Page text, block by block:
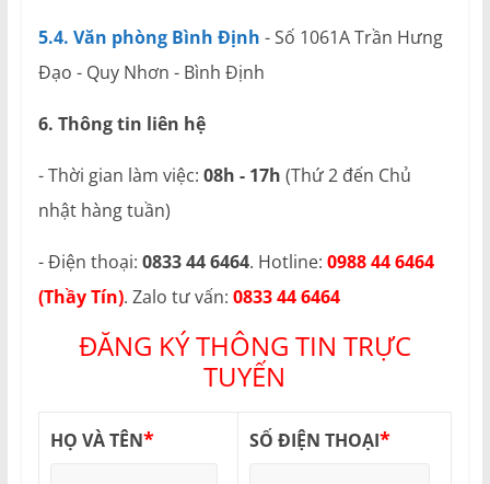
5.4. Văn phòng Bình Định - Số 1061A Trần Hưng
Đạo - Quy Nhơn - Bình Định
6. Thông tin liên hệ
- Thời gian làm việc: 08h - 17h (Thứ 2 đến Chủ
nhật hàng tuần)
- Điện thoại: 0833 44 6464. Hotline: 0988 44 6464
(Thầy Tín). Zalo tư vấn: 0833 44 6464
ĐĂNG KÝ THÔNG TIN TRỰC
TUYẾN
HỌ VÀ TÊN* SỐ ĐIỆN THOẠI*